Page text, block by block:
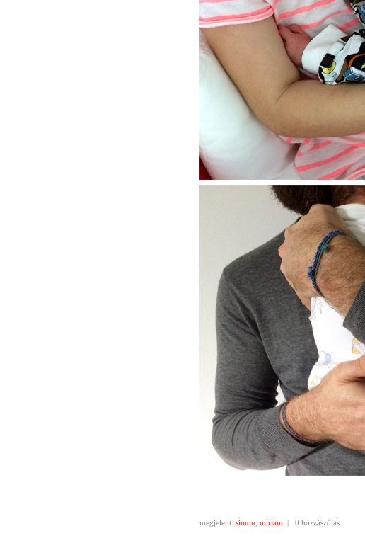
megjelent: simon miriam | 0 hozzászólás